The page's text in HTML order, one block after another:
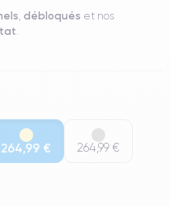
, débloqués et nos
.
264,99 € 264,99 €